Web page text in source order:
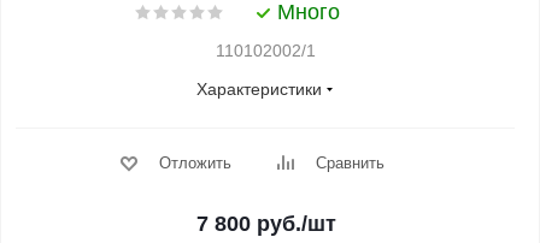
Много
110102002/1
Характеристики
Отложить Сравнить
7 800руб./шт